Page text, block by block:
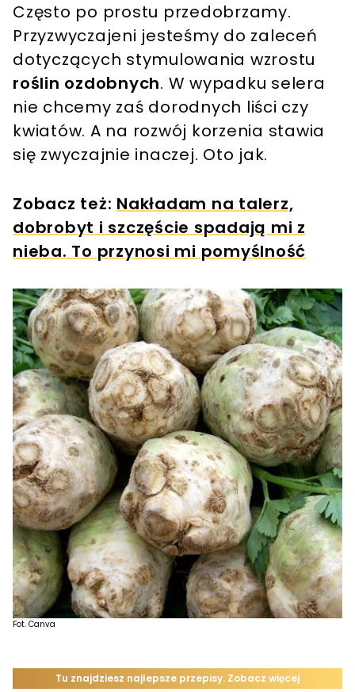
Często po prostu przedobrzamy.
Przyzwyczajeni jesteśmy do zaleceń
dotyczących stymulowania wzrostu
roślin ozdobnych. W wypadku selera
nie chcemy zaś dorodnych liści czy
kwiatów. A na rozwój korzenia stawia
się zwyczajnie inaczej. Oto jak.
Zobacz też: Nakładam na talerz,
dobrobyt i szczęście spadają mi z
nieba. To przynosi mi pomyślność
Fot. Canva